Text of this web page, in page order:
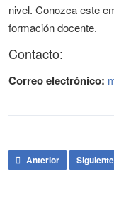
nivel. Conozca este
formación docente.
Contacto:
Correo electrónico:
Artículo anterior:
Anterior Artículo
Siguiente